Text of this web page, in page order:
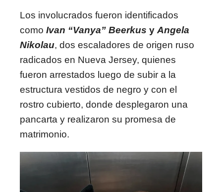
Los involucrados fueron identificados
como Ivan “Vanya” Beerkus y Angela
Nikolau, dos escaladores de origen ruso
radicados en Nueva Jersey, quienes
fueron arrestados luego de subir a la
estructura vestidos de negro y con el
rostro cubierto, donde desplegaron una
pancarta y realizaron su promesa de
matrimonio.